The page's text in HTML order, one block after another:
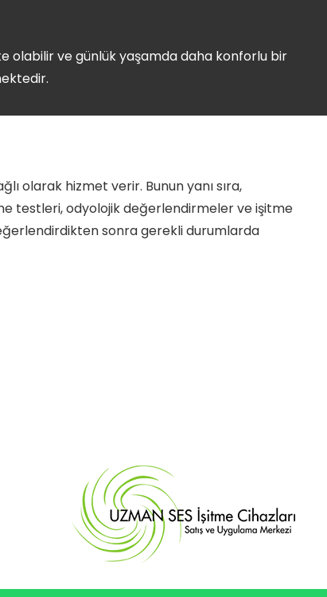
olabilir ve günlük yaşamda daha konforlu bir
olarak hizmet verir. Bunun yanı sıra,
testleri, odyolojik değerlendirmeler ve işitme
sonra gerekli durumlarda